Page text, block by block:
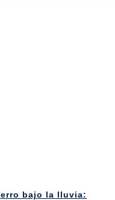
bajo la lluvia: